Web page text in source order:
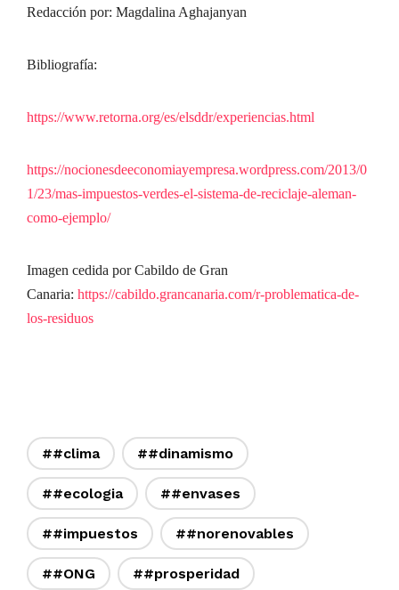
Redacción por: Magdalina Aghajanyan
Bibliografía:
https://www.retorna.org/es/elsddr/experiencias.html
https://nocionesdeeconomiayempresa.wordpress.com/2013/0
1/23/mas-impuestos-verdes-el-sistema-de-reciclaje-aleman-
como-ejemplo/
Imagen cedida por Cabildo de Gran
Canaria: https://cabildo.grancanaria.com/r-problematica-de-
los-residuos
##clima ##dinamismo
##ecologia ##envases
##impuestos ##norenovables
##ONG ##prosperidad